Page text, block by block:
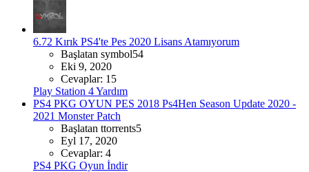
6.72 Kırık PS4'te Pes 2020 Lisans Atamıyorum
Başlatan symbol54
Eki 9, 2020
Cevaplar: 15
Play Station 4 Yardım
PS4 PKG OYUN PES 2018 Ps4Hen Season Update 2020 -
2021 Monster Patch
Başlatan ttorrents5
Eyl 17, 2020
Cevaplar: 4
PS4 PKG Oyun İndir